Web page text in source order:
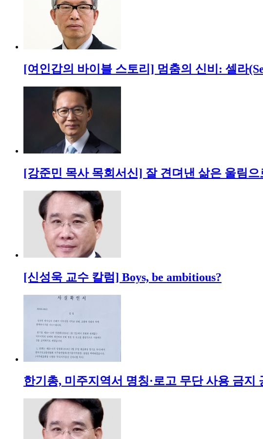
[여인갑의 바이블 스토리] 멈춤의 신비: 셀라
[강준민 목사 목회서신] 잘 견뎌낸 삶은 울림
[신성욱 교수 칼럼] Boys, be ambitious?
한기총, 미주지역서 명칭·로고 무단 사용 금지